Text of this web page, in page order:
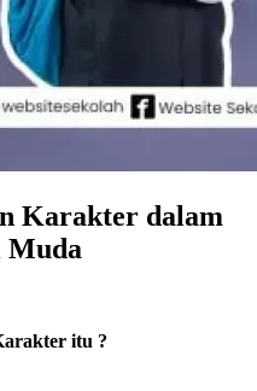
Karakter dalam
Muda
itu ?